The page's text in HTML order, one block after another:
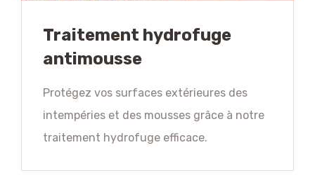
Traitement hydrofuge
antimousse
Protégez vos surfaces extérieures des
intempéries et des mousses grâce à notre
traitement hydrofuge efficace.